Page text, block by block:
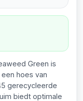
Green is
hoes van
gerecycleerde
biedt optimale